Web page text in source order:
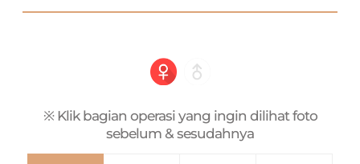
※ Klik bagian operasi yang ingin dilihat foto
sebelum & sesudahnya